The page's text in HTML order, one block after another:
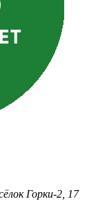
Горки-2, 17